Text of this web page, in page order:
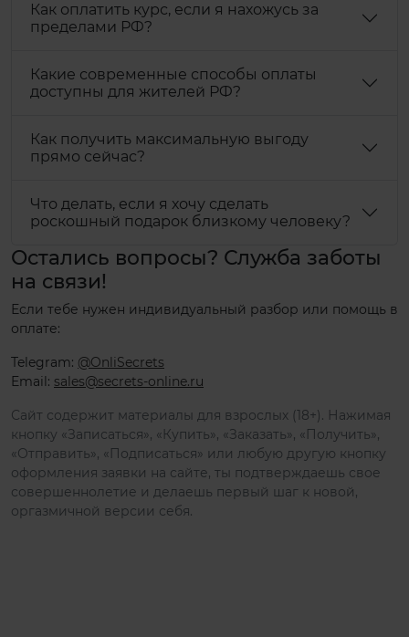
Как оплатить курс, если я нахожусь за
пределами РФ?
Какие современные способы оплаты
доступны для жителей РФ?
Как получить максимальную выгоду
прямо сейчас?
Что делать, если я хочу сделать
роскошный подарок близкому человеку?
Остались вопросы? Служба заботы
на связи!
Если тебе нужен индивидуальный разбор или помощь в
оплате:
Telegram: @OnliSecrets
Email: sales@secrets-online.ru
Сайт содержит материалы для взрослых (18+). Нажимая
кнопку «Записаться», «Купить», «Заказать», «Получить»,
«Отправить», «Подписаться» или любую другую кнопку
оформления заявки на сайте, ты подтверждаешь свое
совершеннолетие и делаешь первый шаг к новой,
оргазмичной версии себя.